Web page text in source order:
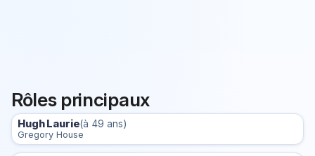
Rôles principaux
Hugh Laurie(à 49 ans)
Gregory House